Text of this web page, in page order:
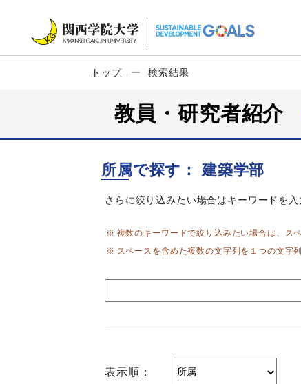
トップ 検索結果
教員・研究者紹
所属で探す： 建築学部
さらに絞り込みたい場合はキーワードを
複数のキーワードで絞り込みたい場合は、ス
スペースを含めた複数の文字列を１つの文字
表示順：